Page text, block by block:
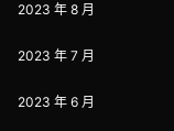
2023 年 8 月
2023 年 7 月
2023 年 6 月